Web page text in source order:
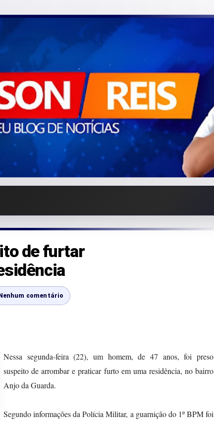
de furtar
comentário
Nessa segunda-feira (22), um homem, de 47 anos, foi preso
suspeito de arrombar e praticar furto em uma residência, no bairro
Anjo da Guarda.
Segundo informações da Polícia Militar, a guarnição do 1º BPM foi